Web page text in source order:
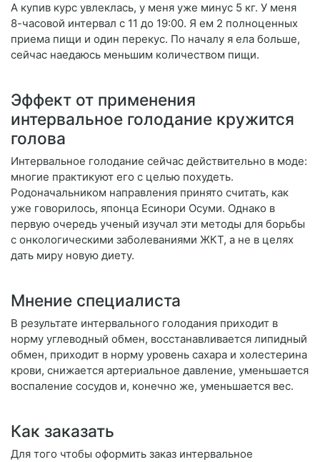
А купив курс увлеклась, у меня уже минус 5 кг. У меня
8-часовой интервал с 11 до 19:00. Я ем 2 полноценных
приема пищи и один перекус. По началу я ела больше,
сейчас наедаюсь меньшим количеством пищи.
Эффект от применения
интервальное голодание кружится
голова
Интервальное голодание сейчас действительно в моде:
многие практикуют его с целью похудеть.
Родоначальником направления принято считать, как
уже говорилось, японца Есинори Осуми. Однако в
первую очередь ученый изучал эти методы для борьбы
с онкологическими заболеваниями ЖКТ, а не в целях
дать миру новую диету.
Мнение специалиста
В результате интервального голодания приходит в
норму углеводный обмен, восстанавливается липидный
обмен, приходит в норму уровень сахара и холестерина
крови, снижается артериальное давление, уменьшается
воспаление сосудов и, конечно же, уменьшается вес.
Как заказать
Для того чтобы оформить заказ интервальное